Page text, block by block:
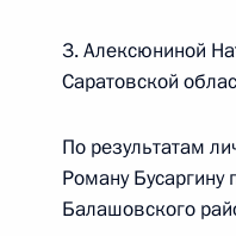
в режиме
16 октября 2024 года,
16 октября
руководитель
3. Алексюниной
Саратовской
По результатам
Роману
Балашовского